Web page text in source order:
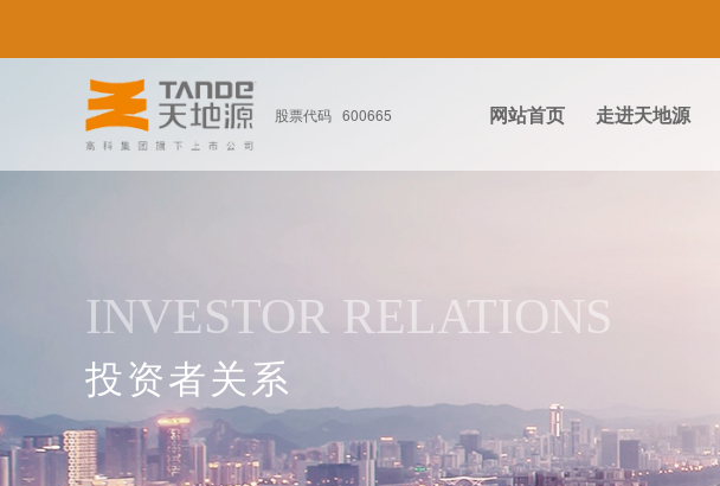
股票代码 600665 网站首页 走进天地源
INVESTOR RELATIONS
投资者关系